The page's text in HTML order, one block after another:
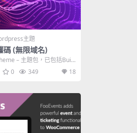
主題
(無限域名)
– 主題包，已包括Build
0 349 18